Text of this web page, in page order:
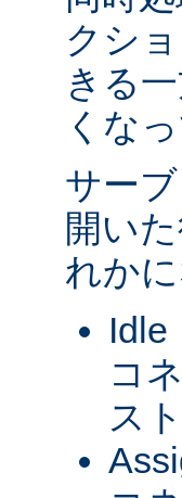
クシ
きる
くな
サー
開い
れか
Idle
コ
ス